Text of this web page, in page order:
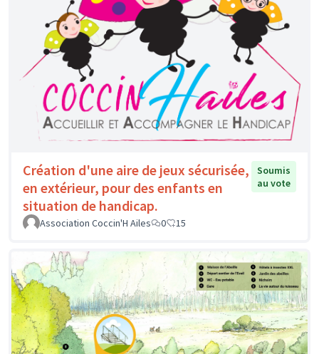
Création d'une aire de jeux sécurisée,
en extérieur, pour des enfants en
situation de handicap.
Soumis
au vote
Association Coccin'H Ailes 0 15